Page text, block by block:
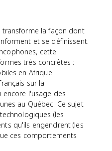
la façon dont
et se définissent.
cette
très concrètes :
en Afrique
sur la
l'usage des
au Québec. Ce sujet
(les
qu'ils engendrent (les
ces comportements